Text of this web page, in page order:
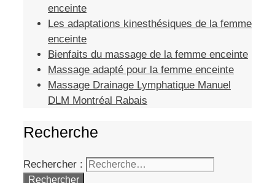
enceinte
Les adaptations kinesthésiques de la femme
enceinte
Bienfaits du massage de la femme enceinte
Massage adapté pour la femme enceinte
Massage Drainage Lymphatique Manuel
DLM Montréal Rabais
Recherche
Rechercher :